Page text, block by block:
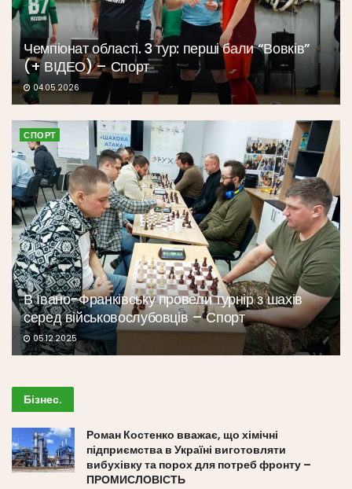
Чемпіонат області. 3 тур: перші бали “Вовків”
(+ ВІДЕО) – Спорт
04.05.2026
СПОРТ
В Івано-Франківську провели турнір з шахів
серед військовослубовців – Спорт
05.12.2025
Бізнес.
Роман Костенко вважає, що хімічні
підприємства в Україні виготовляти
вибухівку та порох для потреб фронту –
ПРОМИСЛОВІСТЬ